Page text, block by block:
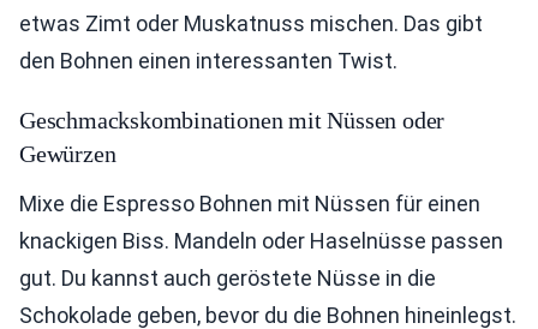
etwas Zimt oder Muskatnuss mischen. Das gibt
den Bohnen einen interessanten Twist.
Geschmackskombinationen mit Nüssen oder
Gewürzen
Mixe die Espresso Bohnen mit Nüssen für einen
knackigen Biss. Mandeln oder Haselnüsse passen
gut. Du kannst auch geröstete Nüsse in die
Schokolade geben, bevor du die Bohnen hineinlegst.